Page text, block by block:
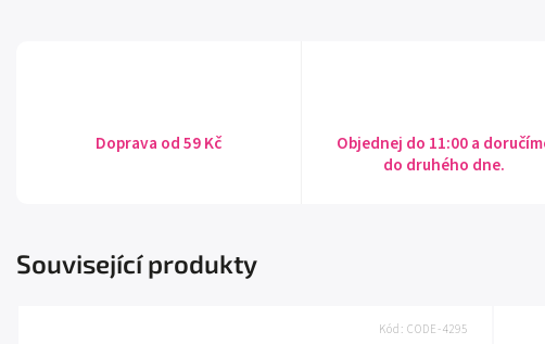
Doprava od 59 Kč
Objednej do 11:00 a
do druhého dne.
Související produkty
Kód: CODE-4295